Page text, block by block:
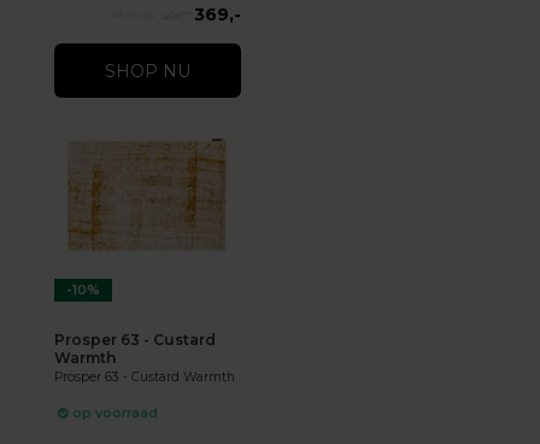
369,-
SHOP NU
-10%
Prosper 63 - Custard
Warmth
Prosper 63 - Custard Warmth
op voorraad